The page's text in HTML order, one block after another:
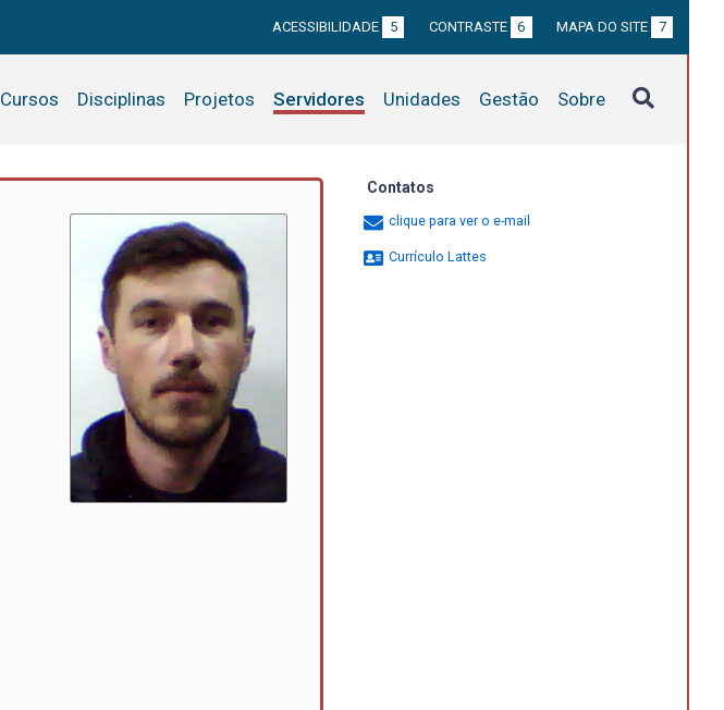
ACESSIBILIDADE 5 CONTRASTE 6 MAPA DO SITE 7
Cursos Disciplinas Projetos Servidores Unidades Gestão Sobre
Contatos
clique para ver o e-mail
Currículo Lattes